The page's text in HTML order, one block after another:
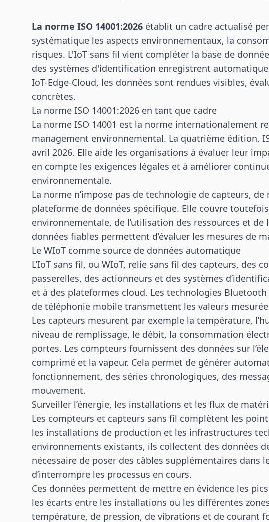
La norme ISO 14001:2026 établit un cadre actualisé
systématique les aspects environnementaux, la
risques. L'IoT sans fil vient compléter la base de
des systèmes d'identification enregistrent
IoT-Edge-Cloud, les données sont rendues visibles,
concrètes.
La norme ISO 14001:2026 en tant que cadre
La norme ISO 14001 est la norme internationalement
management environnemental. La quatrième édition,
avril 2026. Elle aide les organisations à évaluer leur
en compte les exigences légales et à améliorer
environnementale.
La norme n’impose pas de technologie de capteurs,
plateforme de données spécifique. Elle couvre
environnementale, de l’utilisation des ressources et de
données fiables permettent d’évaluer les mesures de
Le WIoT comme source de données automatique
L’IoT sans fil, ou WIoT, relie sans fil des capteurs, des
passerelles, des actionneurs et des systèmes
et à des plateformes cloud. Les technologies Bluetooth
de téléphonie mobile transmettent les valeurs
Les capteurs mesurent par exemple la température,
niveau de remplissage, le débit, la consommation
portes. Les compteurs fournissent des données sur
comprimé et la vapeur. Cela permet de générer
fonctionnement, des séries chronologiques, des
mouvement.
Surveiller l’énergie, les installations et les flux de
Les compteurs et capteurs sans fil complètent les
les installations de production et les infrastructures
environnements existants, ils collectent des données
nécessaire de poser des câbles supplémentaires dans
d’interrompre les processus en cours.
Ces données permettent de mettre en évidence les
les écarts entre les installations ou les différentes
température, de pression, de vibrations et de courant